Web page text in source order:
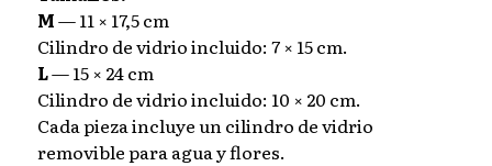
M— 11 × 17,5 cm
Cilindro de vidrio incluido: 7 × 15 cm.
L— 15 × 24 cm
Cilindro de vidrio incluido: 10 × 20 cm.
Cada pieza incluye un cilindro de vidrio
removible para agua y flores.